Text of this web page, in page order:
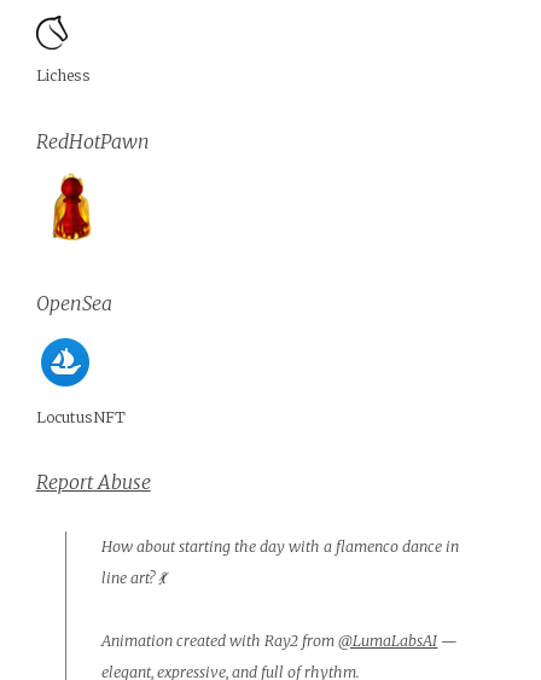
Lichess
RedHotPawn
OpenSea
LocutusNFT
Report Abuse
How about starting the day with a flamenco dance in
line art? 💃
Animation created with Ray2 from@LumaLabsAI —
elegant, expressive, and full of rhythm.